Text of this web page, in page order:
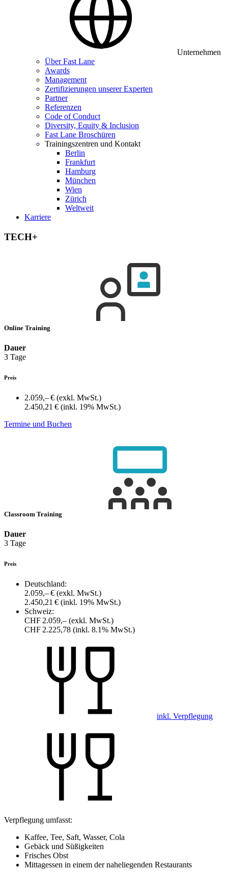
Unternehmen
Über Fast Lane
Awards
Management
Zertifizierungen unserer Experten
Partner
Referenzen
Code of Conduct
Diversity, Equity & Inclusion
Fast Lane Broschüren
Trainingszentren und Kontakt
Berlin
Frankfurt
Hamburg
München
Wien
Zürich
Weltweit
Karriere
TECH+
Online Training
Dauer
3 Tage
Preis
2.059,– € (exkl. MwSt.)
2.450,21 € (inkl. 19% MwSt.)
Termine und Buchen
Classroom Training
Dauer
3 Tage
Preis
Deutschland:
2.059,– € (exkl. MwSt.)
2.450,21 € (inkl. 19% MwSt.)
Schweiz:
CHF 2.059,– (exkl. MwSt.)
CHF 2.225,78 (inkl. 8.1% MwSt.)
inkl. Verpflegung
Verpflegung umfasst:
Kaffee, Tee, Saft, Wasser, Cola
Gebäck und Süßigkeiten
Frisches Obst
Mittagessen in einem der naheliegenden Restaurants